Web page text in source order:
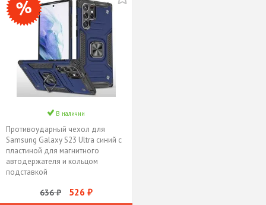
В наличии
Противоударный чехол для
Samsung Galaxy S23 Ultra синий с
пластиной для магнитного
автодержателя и кольцом
подставкой
636 ₽ 526 ₽